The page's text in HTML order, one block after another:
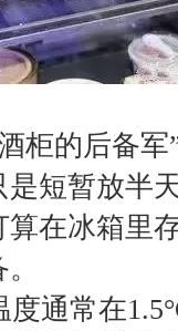
柜的后备
短暂放半
在冰箱里
度通常在